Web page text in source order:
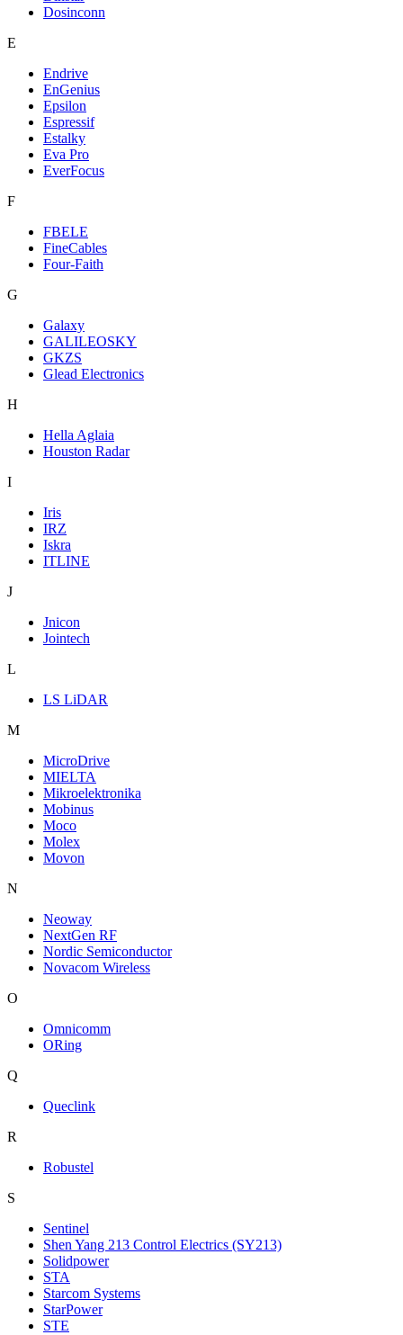
Dosinconn
E
Endrive
EnGenius
Epsilon
Espressif
Estalky
Eva Pro
EverFocus
F
FBELE
FineCables
Four-Faith
G
Galaxy
GALILEOSKY
GKZS
Glead Electronics
H
Hella Aglaia
Houston Radar
I
Iris
IRZ
Iskra
ITLINE
J
Jnicon
Jointech
L
LS LiDAR
M
MicroDrive
MIELTA
Mikroelektronika
Mobinus
Moco
Molex
Movon
N
Neoway
NextGen RF
Nordic Semiconductor
Novacom Wireless
O
Omnicomm
ORing
Q
Queclink
R
Robustel
S
Sentinel
Shen Yang 213 Control Electrics (SY213)
Solidpower
STA
Starcom Systems
StarPower
STE